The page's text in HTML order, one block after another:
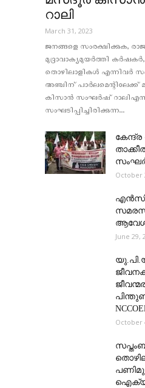
റാലി
March 31, 2023
ജനങ്ങളെ സംരക്ഷിക്കുക,
മുദ്രാവാക്യമുയർത്തി
തൊഴിലാളികള്‍ എന്നിവര്‍
അഞ്ചിന്‌
കിസാൻ സംഘർഷ്‌
സംഘടിപ്പിച്ചിരിക്കുന്ന...
October
June 29,
October